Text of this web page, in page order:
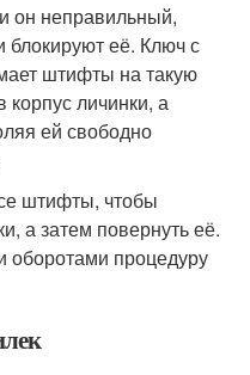
он неправильный,
её. Ключ с
штифты на такую
корпус личинки, а
ей свободно
штифты, чтобы
а затем повернуть её.
оборотами процедуру